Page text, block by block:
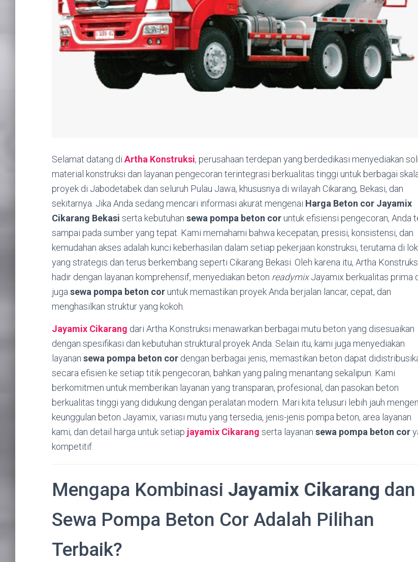
Selamat datang di Artha Konstruksi, perusahaan terdepan yang berdedikasi menyediakan
material konstruksi dan layanan pengecoran terintegrasi berkualitas tinggi untuk berbagai
proyek di Jabodetabek dan seluruh Pulau Jawa, khususnya di wilayah Cikarang, Bekasi, dan
sekitarnya. Jika Anda sedang mencari informasi akurat mengenai Harga Beton cor Jayamix
Cikarang Bekasi serta kebutuhan sewa pompa beton cor untuk efisiensi pengecoran, Anda
sampai pada sumber yang tepat. Kami memahami bahwa kecepatan, presisi, konsistensi, dan
kemudahan akses adalah kunci keberhasilan dalam setiap pekerjaan konstruksi, terutama di
yang strategis dan terus berkembang seperti Cikarang Bekasi. Oleh karena itu, Artha
hadir dengan layanan komprehensif, menyediakan beton readymixJayamix berkualitas prima
juga sewa pompa beton cor untuk memastikan proyek Anda berjalan lancar, cepat, dan
menghasilkan struktur yang kokoh.
Jayamix Cikarang dari Artha Konstruksi menawarkan berbagai mutu beton yang disesuaikan
dengan spesifikasi dan kebutuhan struktural proyek Anda. Selain itu, kami juga menyediakan
layanan sewa pompa beton cor dengan berbagai jenis, memastikan beton dapat
secara efisien ke setiap titik pengecoran, bahkan yang paling menantang sekalipun. Kami
berkomitmen untuk memberikan layanan yang transparan, profesional, dan pasokan beton
berkualitas tinggi yang didukung dengan peralatan modern. Mari kita telusuri lebih jauh
keunggulan beton Jayamix, variasi mutu yang tersedia, jenis-jenis pompa beton, area layanan
kami, dan detail harga untuk setiap jayamix Cikarang serta layanan sewa pompa beton cor
kompetitif.
Mengapa Kombinasi Jayamix Cikarang dan
Sewa Pompa Beton Cor Adalah Pilihan
Terbaik?